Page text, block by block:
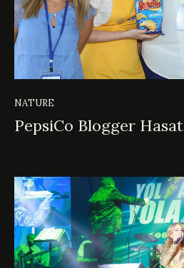
NATURE
PepsiCo Blogger Hasat